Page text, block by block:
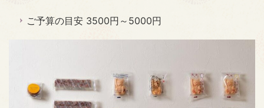
ご予算の目安 3500円～5000円